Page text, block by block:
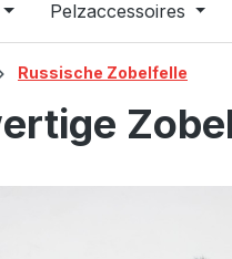
Pelzaccessoires
Russische Zobelfelle